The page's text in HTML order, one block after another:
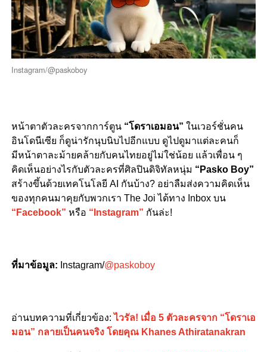
Instagram/@paskoboy
หน้าตาตัวละครจากการ์ตูน “โดราเอมอน” ในเวอร์ชั่นคน
อินโดนีเซีย ก็ดูน่ารักนุบนิบไปอีกแบบ ดูไปดูมาแต่ละคนก็
มีหน้าตาละม้ายคล้ายกับคนไทยอยู่ไม่ใช่น้อย แล้วเพื่อน ๆ
คิดเห็นอย่างไรกับตัวละครที่ศิลปินดิจิทัลหนุ่ม “Pasko Boy”
สร้างขึ้นด้วยเทคโนโลยี AI กันบ้าง? อย่าลืมส่งความคิดเห็น
ของทุกคนมาคุยกับพวกเรา The Joi ได้ทาง Inbox บน
“Facebook” หรือ “Instagram” กันล่ะ!
ที่มาข้อมูล: Instagram/@paskoboy
อ่านบทความที่เกี่ยวข้อง:ไวรัล! เมื่อ 5 ตัวละครจาก “โดราเอ
มอน” กลายเป็นคนจริง โดยคุณ Khanes Athiratanakran